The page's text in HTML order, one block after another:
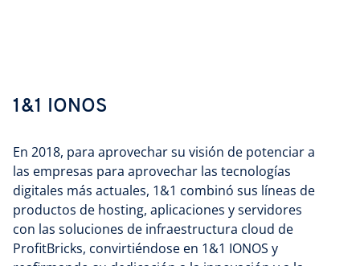
1&1 IONOS
En 2018, para aprovechar su visión de potenciar a
las empresas para aprovechar las tecnologías
digitales más actuales, 1&1 combinó sus líneas de
productos de hosting, aplicaciones y servidores
con las soluciones de infraestructura cloud de
ProfitBricks, convirtiéndose en 1&1 IONOS y